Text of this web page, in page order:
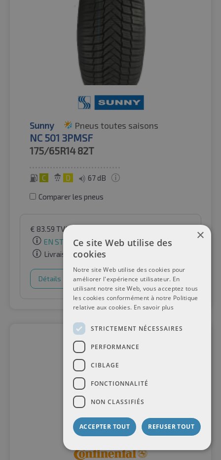
Sunny Pneus toutes saisons
NC 501 3PMSF
175/65R14 82T
C D 67 dB
Comparer les pneus
€ 83.59 TVA incluse
EN STOCK
Livraison gratuite
Détails Panier d'achat
×
Ce site Web utilise des
cookies
Notre site Web utilise des cookies pour
améliorer l'expérience utilisateur. En
utilisant notre site Web, vous acceptez tous
les cookies conformément à notre Politique
relative aux cookies. En savoir plus
STRICTEMENT NÉCESSAIRES
PERFORMANCE
CIBLAGE
FONCTIONNALITÉ
NON CLASSIFIÉS
ACCEPTER TOUT REFUSER TOUT